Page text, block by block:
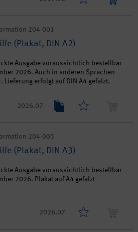
204-001
(Plakat, DIN A2)
Ausgabe voraussichtlich bestellbar
2026. Auch in anderen Sprachen
Lieferung erfolgt auf DIN A4 gefalzt.
2026.07
204-003
(Plakat, DIN A3)
Ausgabe voraussichtlich bestellbar
2026. Plakat auf A4 gefalzt
2026.07